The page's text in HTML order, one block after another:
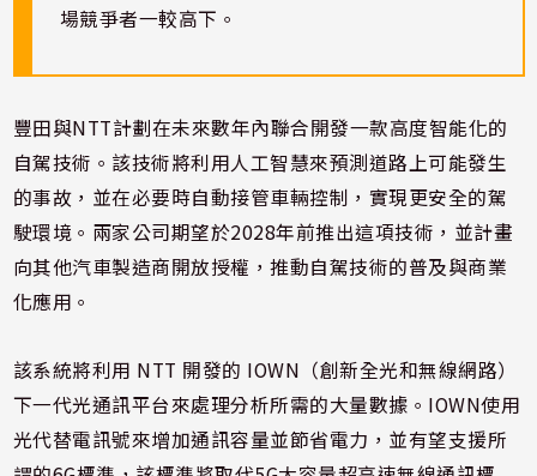
場競爭者一較高下。
豐田與NTT計劃在未來數年內聯合開發一款高度智能化的
自駕技術。該技術將利用人工智慧來預測道路上可能發生
的事故，並在必要時自動接管車輛控制，實現更安全的駕
駛環境。兩家公司期望於2028年前推出這項技術，並計畫
向其他汽車製造商開放授權，推動自駕技術的普及與商業
化應用。
該系統將利用 NTT 開發的 IOWN（創新全光和無線網路）
下一代光通訊平台來處理分析所需的大量數據。IOWN使用
光代替電訊號來增加通訊容量並節省電力，並有望支援所